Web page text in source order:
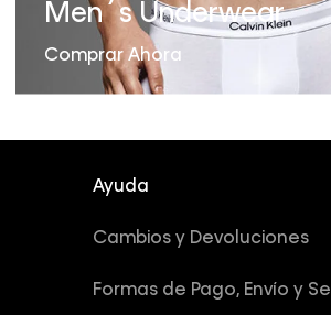
Men´s Underwear
Comprar Ahora
Ayuda
Cambios y Devoluciones
Formas de Pago, Envío y